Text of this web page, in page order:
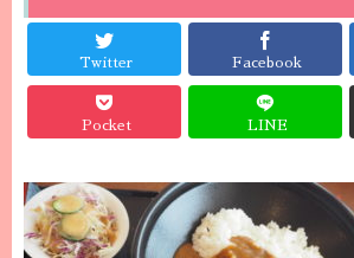
Twitter Facebook
Pocket LINE